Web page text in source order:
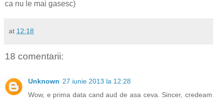
ca nu le mai gasesc)
at 12:18
18 comentarii:
Unknown 27 iunie 2013 la 12:28
Wow, e prima data cand aud de asa ceva. Sincer, credeam